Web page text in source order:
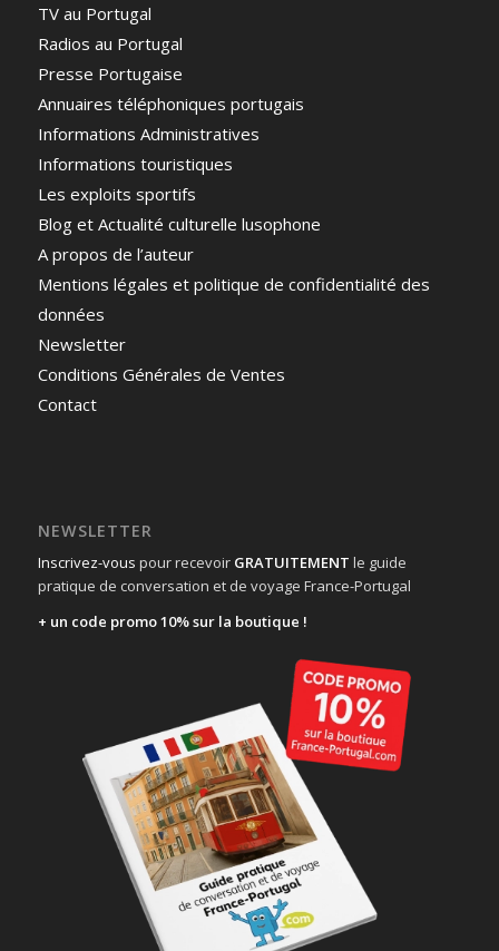
TV au Portugal
Radios au Portugal
Presse Portugaise
Annuaires téléphoniques portugais
Informations Administratives
Informations touristiques
Les exploits sportifs
Blog et Actualité culturelle lusophone
A propos de l’auteur
Mentions légales et politique de confidentialité des
données
Newsletter
Conditions Générales de Ventes
Contact
NEWSLETTER
Inscrivez-vous pour recevoir GRATUITEMENT le guide
pratique de conversation et de voyage France-Portugal
+ un code promo 10% sur la boutique !